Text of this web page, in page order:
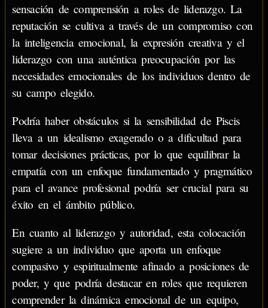
sensación de comprensión a roles de liderazgo. La
reputación se cultiva a través de un compromiso con
la inteligencia emocional, la expresión creativa y el
liderazgo con una auténtica preocupación por las
necesidades emocionales de los individuos dentro de
su campo elegido.
Podría haber obstáculos si la sensibilidad de Piscis
lleva a un idealismo exagerado o a dificultad para
tomar decisiones prácticas, por lo que equilibrar la
empatía con un enfoque fundamentado y pragmático
para el avance profesional podría ser crucial para su
éxito en el ámbito público.
En cuanto al liderazgo y autoridad, esta colocación
sugiere a un individuo que aporta un enfoque
compasivo y espiritualmente afinado a posiciones de
poder, y que podría destacar en roles que requieren
comprender la dinámica emocional de un equipo,